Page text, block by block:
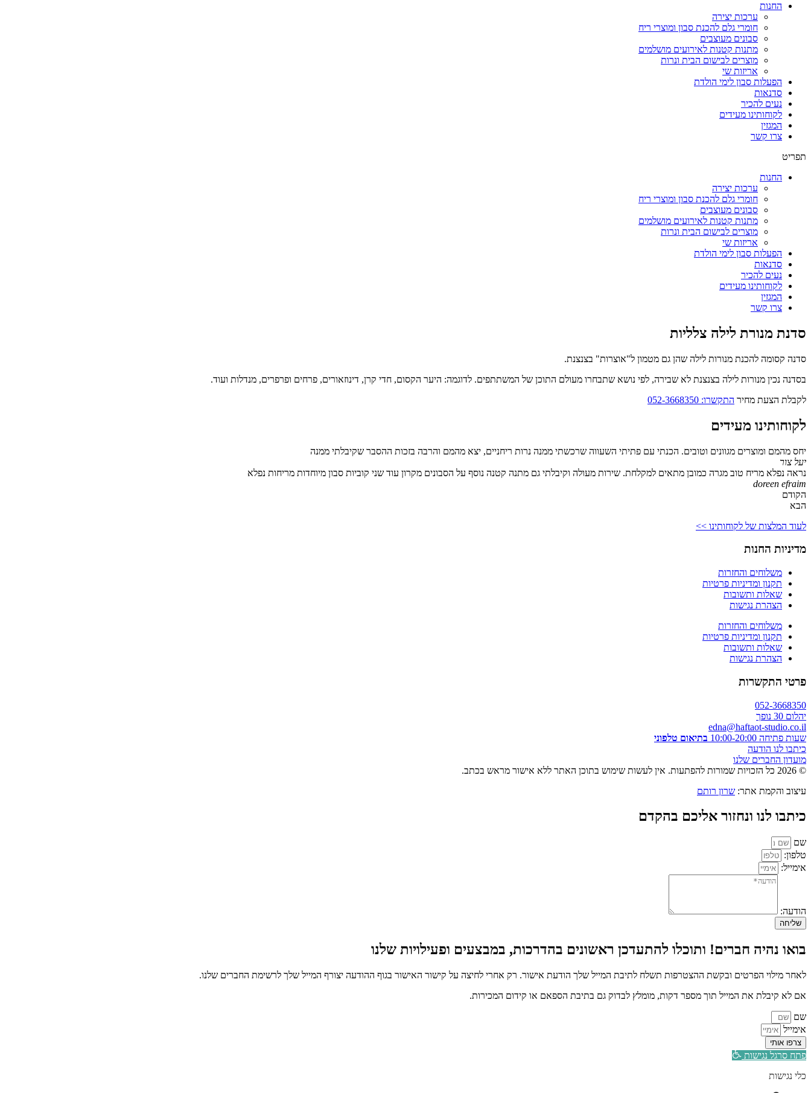
החנות
ערכות יצירה
חומרי גלם להכנת סבון ומוצרי ריח
סבונים מעוצבים
מתנות קטנות לאירועים מושלמים
מוצרים לבישום הבית ונרות
אריזות שי
הפעלות סבון לימי הולדת
סדנאות
נעים להכיר
לקוחותינו מעידים
המגזין
צרו קשר
תפריט
החנות
ערכות יצירה
חומרי גלם להכנת סבון ומוצרי ריח
סבונים מעוצבים
מתנות קטנות לאירועים מושלמים
מוצרים לבישום הבית ונרות
אריזות שי
הפעלות סבון לימי הולדת
סדנאות
נעים להכיר
לקוחותינו מעידים
המגזין
צרו קשר
סדנת מנורת לילה צלליות
סדנה קסומה להכנת מנורות לילה שהן גם מטמון ל"אוצרות" בצנצנת.
בסדנה נכין מנורות לילה בצנצנת לא שבירה, לפי נושא שתבחרו מעולם התוכן של המשתתפים. לדוגמה: היער הקסום, חדי קרן, דינוזאורים, פרחים ופרפרים, מנדלות ועוד.
לקבלת הצעת מחיר התקשרו: 052-3668350
לקוחותינו מעידים
יחס מהמם ומוצרים מגוונים וטובים. הכנתי עם פתיתי השעווה שרכשתי ממנה נרות ריחניים, יצא מהמם והרבה בזכות ההסבר שקיבלתי ממנה
יעל צור
נראה נפלא מריח טוב מגרה כמובן מתאים למקלחת. שירות מעולה וקיבלתי גם מתנה קטנה נוסף על הסבונים מקרון עוד שני קוביות סבון מיוחדות מריחות נפלא
doreen efraim
הקודם
הבא
לעוד המלצות של לקוחותינו >>
מדיניות החנות
משלוחים והחזרות
תקנון ומדיניות פרטיות
שאלות ותשובות
הצהרת נגישות
משלוחים והחזרות
תקנון ומדיניות פרטיות
שאלות ותשובות
הצהרת נגישות
פרטי התקשרות
052-3668350
יהלום 30 נופך
edna@haftaot-studio.co.il
שעות פתיחה 10:00-20:00
בתיאום טלפוני
כיתבו לנו הודעה
מועדון החברים שלנו
© 2026 כל הזכויות שמורות להפתעות. אין לעשות שימוש בתוכן האתר ללא אישור מראש בכתב.
עיצוב והקמת אתר: שרון רותם
כיתבו לנו ונחזור אליכם בהקדם
שם
טלפון:
אימייל:
הודעה:
שליחה
בואו נהיה חברים! ותוכלו להתעדכן ראשונים בהדרכות, במבצעים ופעילויות שלנו
לאחר מילוי הפרטים ובקשת ההצטרפות תשלח לתיבת המייל שלך הודעת אישור. רק אחרי לחיצה על קישור האישור בגוף ההודעה יצורף המייל שלך לרשימת החברים שלנו.
אם לא קיבלת את המייל תוך מספר דקות, מומלץ לבדוק גם בתיבת הספאם או קידום המכירות.
שם
אימייל
צרפו אותי
פתח סרגל נגישות
כלי נגישות